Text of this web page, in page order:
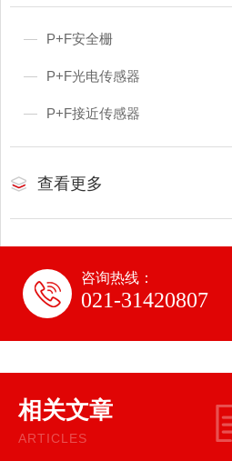
P+F安全栅
P+F光电传感器
P+F接近传感器
查看更多
咨询热线：
021-31420807
相关文章
ARTICLES